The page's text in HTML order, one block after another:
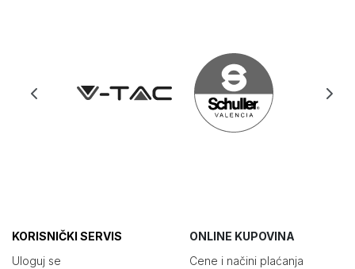
KORISNIČKI SERVIS
Uloguj se
ONLINE KUPOVINA
Cene i načini plaćanja